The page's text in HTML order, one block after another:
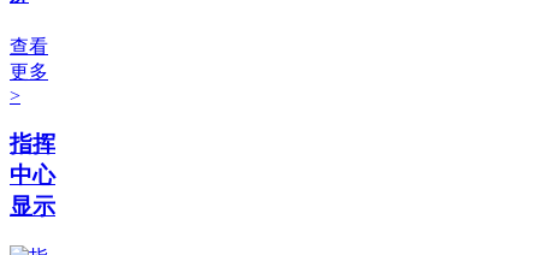
查看
更多
>
指挥
中心
显示